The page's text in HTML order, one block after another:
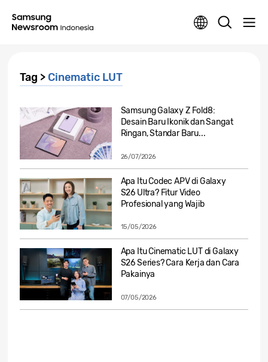
Tag > Cinematic LUT
Samsung Galaxy Z Fold8:
Desain Baru Ikonik dan Sangat
Ringan, Standar Baru...
26/07/2026
Apa Itu Codec APV di Galaxy
S26 Ultra? Fitur Video
Profesional yang Wajib
15/05/2026
Apa Itu Cinematic LUT di Galaxy
S26 Series? Cara Kerja dan Cara
Pakainya
07/05/2026